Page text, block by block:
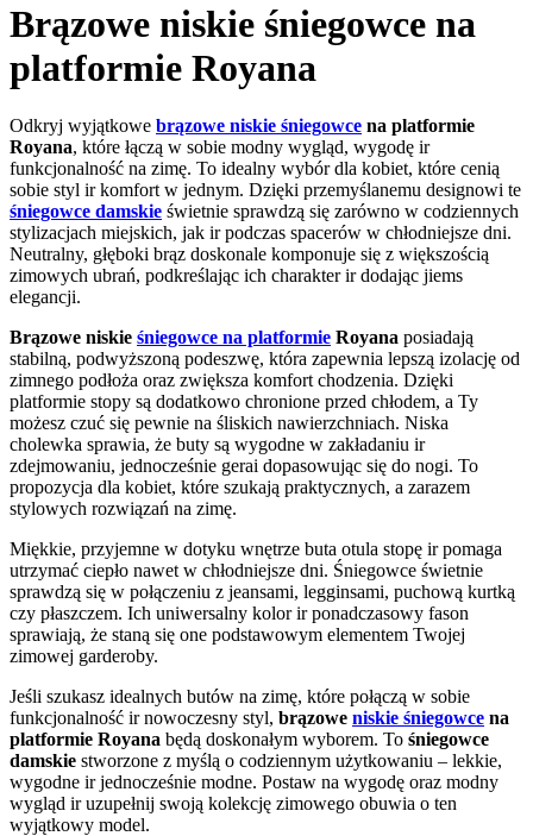
Brązowe niskie śniegowce na
platformie Royana
Odkryj wyjątkowe brązowe niskie śniegowce na platformie
Royana, które łączą w sobie modny wygląd, wygodę ir
funkcjonalność na zimę. To idealny wybór dla kobiet, które cenią
sobie styl ir komfort w jednym. Dzięki przemyślanemu designowi te
śniegowce damskie świetnie sprawdzą się zarówno w codziennych
stylizacjach miejskich, jak ir podczas spacerów w chłodniejsze dni.
Neutralny, głęboki brąz doskonale komponuje się z większością
zimowych ubrań, podkreślając ich charakter ir dodając jiems
elegancji.
Brązowe niskie śniegowce na platformie Royana posiadają
stabilną, podwyższoną podeszwę, która zapewnia lepszą izolację od
zimnego podłoża oraz zwiększa komfort chodzenia. Dzięki
platformie stopy są dodatkowo chronione przed chłodem, a Ty
możesz czuć się pewnie na śliskich nawierzchniach. Niska
cholewka sprawia, że buty są wygodne w zakładaniu ir
zdejmowaniu, jednocześnie gerai dopasowując się do nogi. To
propozycja dla kobiet, które szukają praktycznych, a zarazem
stylowych rozwiązań na zimę.
Miękkie, przyjemne w dotyku wnętrze buta otula stopę ir pomaga
utrzymać ciepło nawet w chłodniejsze dni. Śniegowce świetnie
sprawdzą się w połączeniu z jeansami, legginsami, puchową kurtką
czy płaszczem. Ich uniwersalny kolor ir ponadczasowy fason
sprawiają, że staną się one podstawowym elementem Twojej
zimowej garderoby.
Jeśli szukasz idealnych butów na zimę, które połączą w sobie
funkcjonalność ir nowoczesny styl, brązowe niskie śniegowce na
platformie Royana będą doskonałym wyborem. To śniegowce
damskie stworzone z myślą o codziennym użytkowaniu – lekkie,
wygodne ir jednocześnie modne. Postaw na wygodę oraz modny
wygląd ir uzupełnij swoją kolekcję zimowego obuwia o ten
wyjątkowy model.